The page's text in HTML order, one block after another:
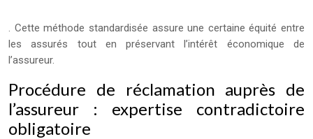
. Cette méthode standardisée assure une certaine équité entre
les assurés tout en préservant l’intérêt économique de
l’assureur.
Procédure de réclamation auprès de
l’assureur : expertise contradictoire
obligatoire